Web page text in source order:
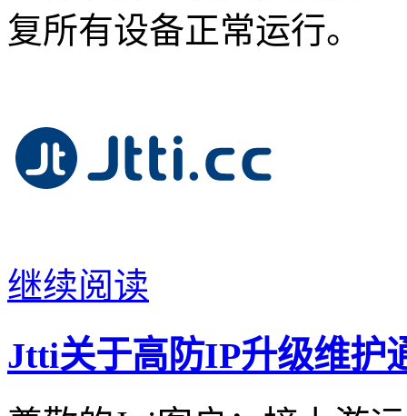
复所有设备正常运行。
继续阅读
Jtti关于高防IP升级维护